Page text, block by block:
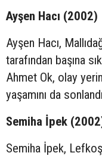
Ayşen Hacı (2002)
Ayşen Hacı,
tarafından başına
Ahmet Ok, olay
yaşamını da
Semiha İpek
Semiha İpek,